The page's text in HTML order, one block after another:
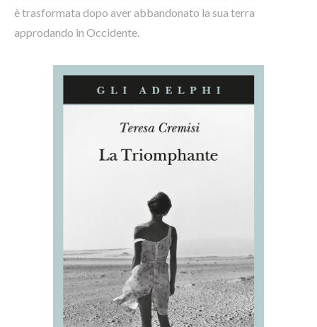
è trasformata dopo aver abbandonato la sua terra
approdando in Occidente.